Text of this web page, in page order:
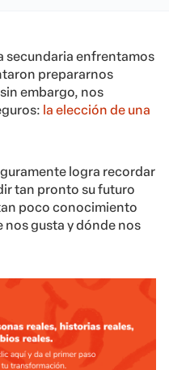
secundaria enfrentamos
prepararnos
embargo, nos
la elección de una
logra recordar
tan pronto su futuro
poco conocimiento
nos gusta y dónde nos